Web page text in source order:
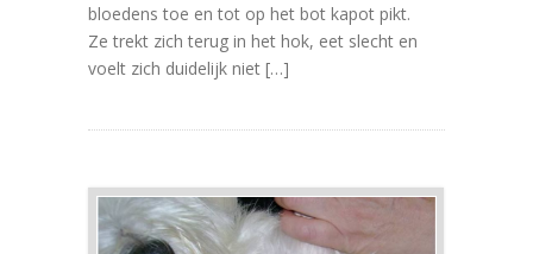
bloedens toe en tot op het bot kapot pikt.
Ze trekt zich terug in het hok, eet slecht en
voelt zich duidelijk niet […]